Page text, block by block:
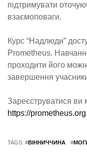
підтримувати
взаємоповаги.
Курс “Надлюди”
Prometheus.
проходити його
завершення
Зареєструватися ви
https://
TAGS: #ВІННИЧЧИНА #